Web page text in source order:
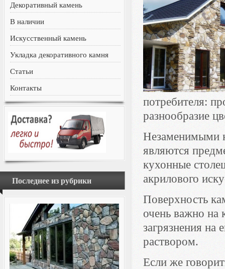
Декоративный камень
В наличии
Искусственный камень
Укладка декоративного камня
Статьи
Контакты
Последнее из рубрики
потребителя:
разнообразие
Незаменимыми
являются
кухонные
акрилового
Поверхность
очень важно на
загрязнения
раствором.
Если же